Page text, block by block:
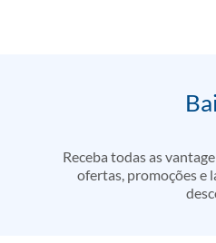
Receba todas as
ofertas, promoções e